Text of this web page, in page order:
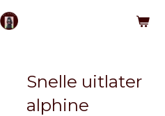
Snelle uitlater
alphine